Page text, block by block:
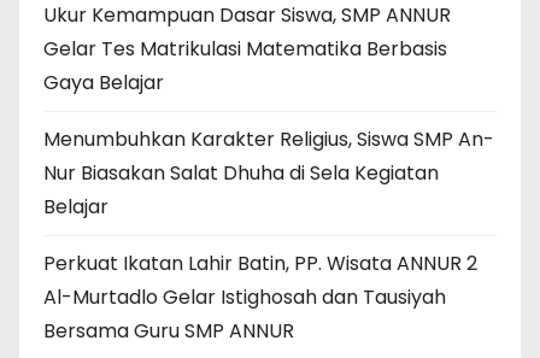
Ukur Kemampuan Dasar Siswa, SMP ANNUR
Gelar Tes Matrikulasi Matematika Berbasis
Gaya Belajar
Menumbuhkan Karakter Religius, Siswa SMP An-
Nur Biasakan Salat Dhuha di Sela Kegiatan
Belajar
Perkuat Ikatan Lahir Batin, PP. Wisata ANNUR 2
Al-Murtadlo Gelar Istighosah dan Tausiyah
Bersama Guru SMP ANNUR